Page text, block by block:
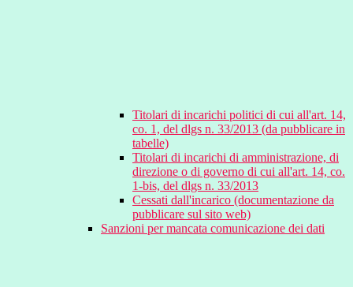
Titolari di incarichi politici di cui all'art. 14,
co. 1, del dlgs n. 33/2013 (da pubblicare in
tabelle)
Titolari di incarichi di amministrazione, di
direzione o di governo di cui all'art. 14, co.
1-bis, del dlgs n. 33/2013
Cessati dall'incarico (documentazione da
pubblicare sul sito web)
Sanzioni per mancata comunicazione dei dati